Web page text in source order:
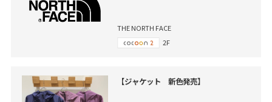
THE NORTH FACE
2F
【ジャケット 新色発売】